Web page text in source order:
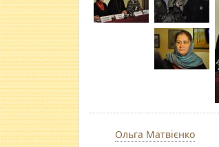
Ольга Матвієнко